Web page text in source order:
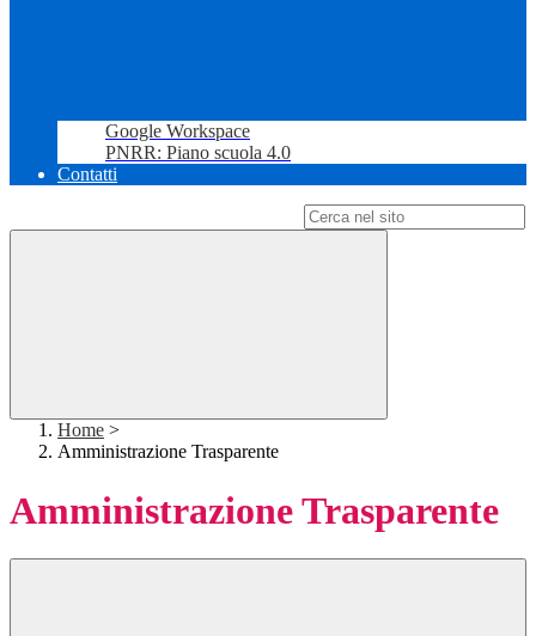
Google Workspace
PNRR: Piano scuola 4.0
Contatti
Home >
Amministrazione Trasparente
Amministrazione Trasparente